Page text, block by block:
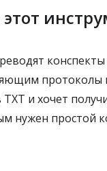
протоколы
и хочет
нужен простой